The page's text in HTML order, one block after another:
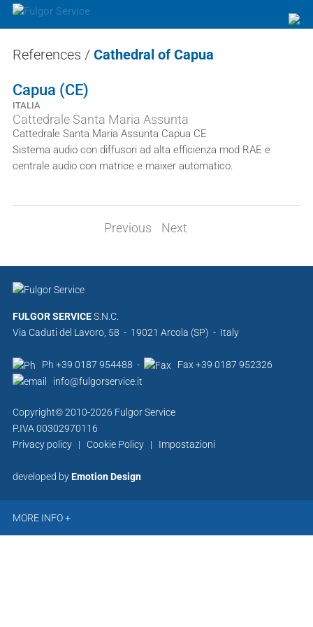
References / Cathedral of Capua
Capua (CE)
ITALIA
Cattedrale Santa Maria Assunta
Cattedrale Santa Maria Assunta Capua CE
Sistema audio con diffusori ad alta efficienza mod RAE e
centrale audio con matrice e maixer automatico.
Previous Next
FULGOR SERVICES.N.C.
Via Caduti del Lavoro, 58 - 19021 Arcola (SP) - Italy
Ph +39 0187 954488 -
Fax +39 0187 952326
info@fulgorservice.it
Copyright© 2010-2026 Fulgor Service
P.IVA 00302970116
Privacy policy| Cookie Policy| Impostazioni
developed byEmotion Design
MORE INFO +